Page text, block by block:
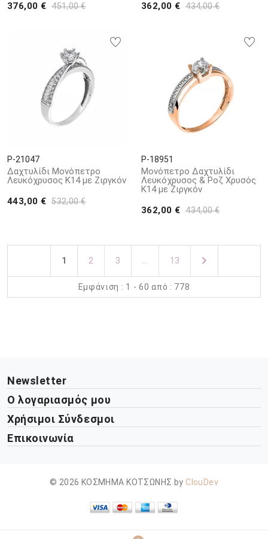
376,00 € 451,00 €
362,00 € 434,00 €
P-21047
Δαχτυλίδι Μονόπετρο
Λευκόχρυσος Κ14 με Ζιργκόν
443,00 € 532,00 €
P-18951
Μονόπετρο Δαχτυλίδι
Λευκόχρυσος & Ροζ Χρυσός
Κ14 με Ζιργκόν
362,00 € 434,00 €
1 2 3 13
Εμφάνιση : 1 - 60 από : 778
Newsletter
Ο λογαριασμός μου
Χρήσιμοι Σύνδεσμοι
Επικοινωνία
© 2026 ΚΟΣΜΗΜΑ ΚΟΤΣΩΝΗΣ by ClouDev